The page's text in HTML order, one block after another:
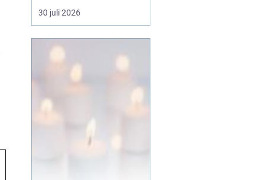
skugga. Det påverkar hur
länge gästerna stannar,
och om de väljer att
komma tillbaka. När
kraven på komfort,
30 juli 2026